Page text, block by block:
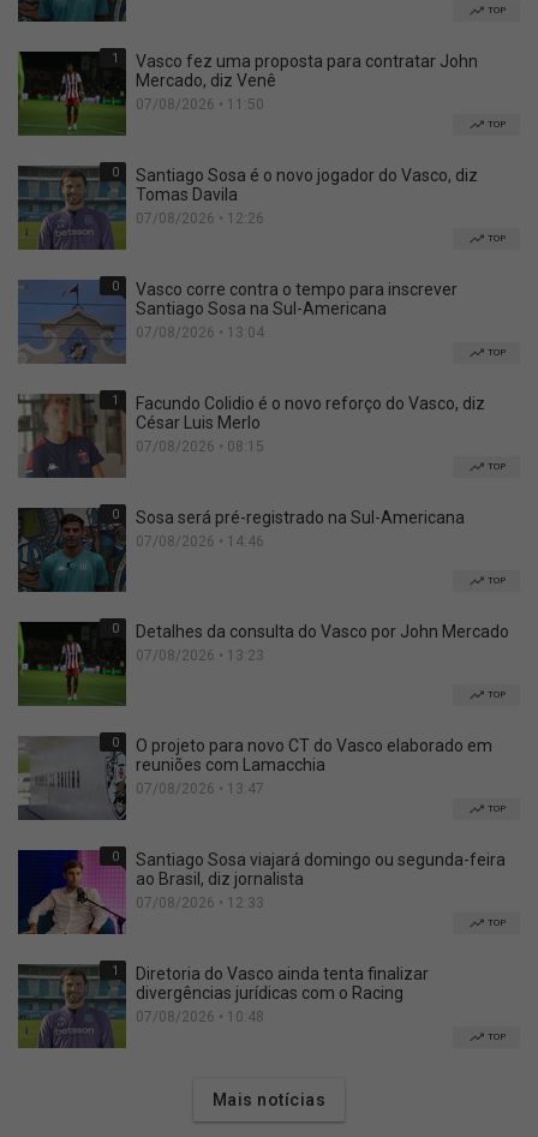
TOP
1
Vasco fez uma proposta para contratar John
Mercado, diz Venê
07/08/2026 • 11:50
TOP
0
Santiago Sosa é o novo jogador do Vasco, diz
Tomas Davila
07/08/2026 • 12:26
TOP
0
Vasco corre contra o tempo para inscrever
Santiago Sosa na Sul-Americana
07/08/2026 • 13:04
TOP
1
Facundo Colidio é o novo reforço do Vasco, diz
César Luis Merlo
07/08/2026 • 08:15
TOP
0 Sosa será pré-registrado na Sul-Americana
07/08/2026 • 14:46
TOP
0 Detalhes da consulta do Vasco por John Mercado
07/08/2026 • 13:23
TOP
0
O projeto para novo CT do Vasco elaborado em
reuniões com Lamacchia
07/08/2026 • 13:47
TOP
0
Santiago Sosa viajará domingo ou segunda-feira
ao Brasil, diz jornalista
07/08/2026 • 12:33
TOP
1
Diretoria do Vasco ainda tenta finalizar
divergências jurídicas com o Racing
07/08/2026 • 10:48
TOP
Mais notícias